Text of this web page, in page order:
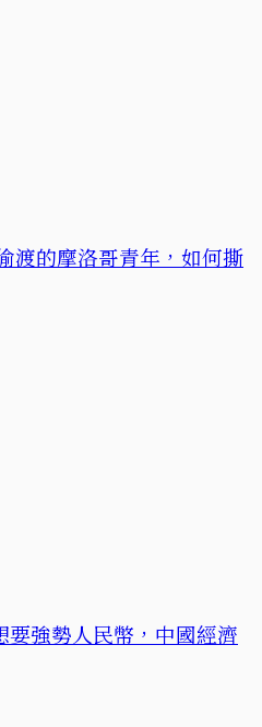
渡的摩洛哥青年，如何撕
要強勢人民幣，中國經濟